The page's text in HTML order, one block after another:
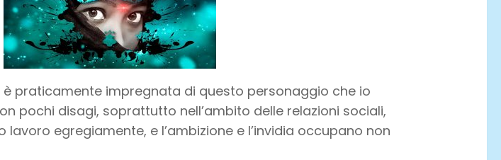
è praticamente impregnata di questo personaggio che io
pochi disagi, soprattutto nell’ambito delle relazioni sociali,
egregiamente, e l’ambizione e l’invidia occupano non